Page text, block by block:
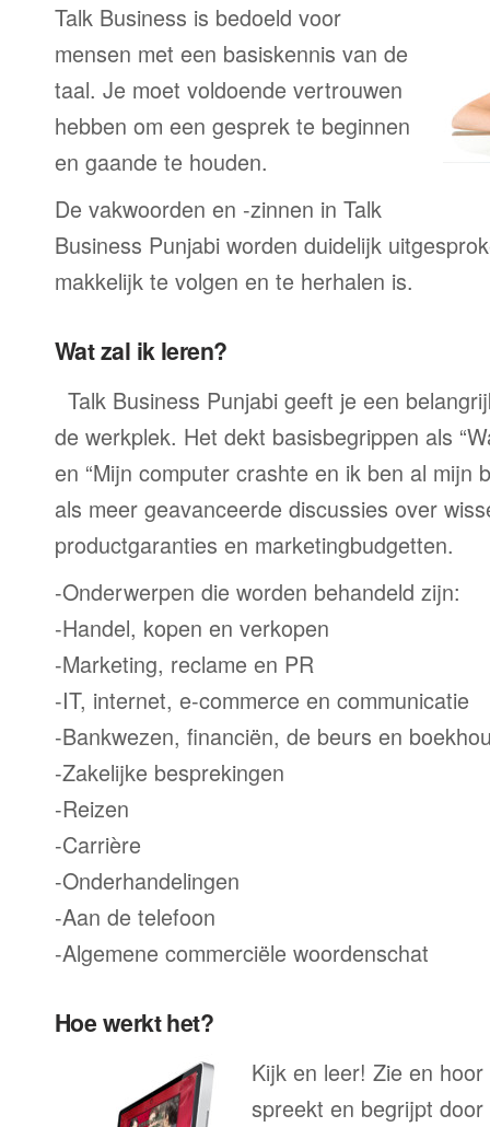
Talk Business is bedoeld voor
mensen met een basiskennis van de
taal. Je moet voldoende vertrouwen
hebben om een gesprek te beginnen
en gaande te houden.
De vakwoorden en -zinnen in Talk
Business Punjabi worden duidelijk
makkelijk te volgen en te herhalen is.
Wat zal ik leren?
Talk Business Punjabi geeft je een
de werkplek. Het dekt basisbegrippen als
en “Mijn computer crashte en ik ben al mijn
als meer geavanceerde discussies over
productgaranties en marketingbudgetten.
-Onderwerpen die worden behandeld zijn:
-Handel, kopen en verkopen
-Marketing, reclame en PR
-IT, internet, e-commerce en communicatie
-Bankwezen, financiën, de beurs en
-Zakelijke besprekingen
-Reizen
-Carrière
-Onderhandelingen
-Aan de telefoon
-Algemene commerciële woordenschat
Hoe werkt het?
Kijk en leer! Zie en
spreekt en begrijpt